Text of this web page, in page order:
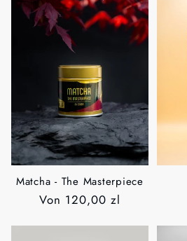
Matcha - The Masterpiece
Normaler
Von 120,00 zl